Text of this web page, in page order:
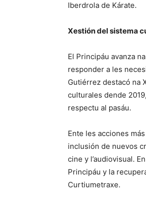
Iberdrola de Kárate.
Xestión del sistema
El Principáu avanza
responder a les
Gutiérrez destacó na
culturales dende
respectu al pasáu.
Ente les acciones
inclusión de nuevos
cine y l’audiovisual.
Principáu y la
Curtiumetraxe.